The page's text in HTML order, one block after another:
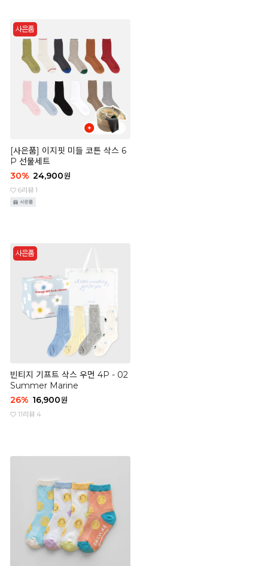
[사은품] 이지핏 미들 코튼 삭스 6
P 선물세트
30% 24,900원
6리뷰 1
빈티지 기프트 삭스 우먼 4P - 02
Summer Marine
26% 16,900원
11리뷰 4